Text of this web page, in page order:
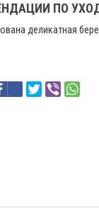
ПО
деликатная